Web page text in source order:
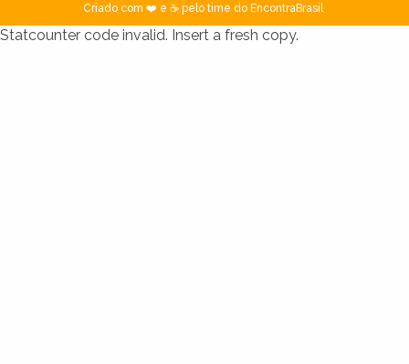
Criado com ❤️ e ☕ pelo time do EncontraBrasil
Statcounter code invalid. Insert a fresh copy.